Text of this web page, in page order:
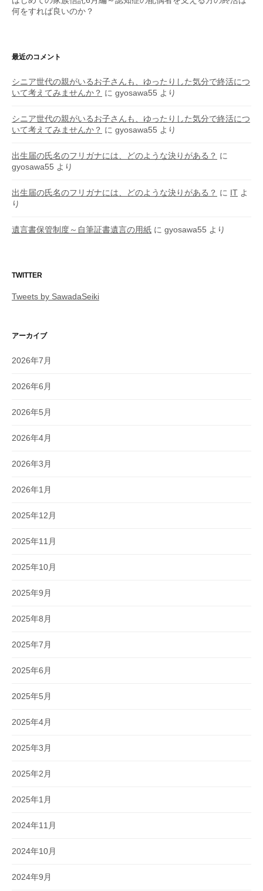
何をすれば良いのか？
最近のコメント
シニア世代の親がいるお子さんも、ゆったりした気分で終活につ
いて考えてみませんか？ に gyosawa55 より
シニア世代の親がいるお子さんも、ゆったりした気分で終活につ
いて考えてみませんか？ に gyosawa55 より
出生届の氏名のフリガナには、どのような決りがある？ に
gyosawa55 より
出生届の氏名のフリガナには、どのような決りがある？ に IT よ
り
遺言書保管制度～自筆証書遺言の用紙 に gyosawa55 より
TWITTER
Tweets by SawadaSeiki
アーカイブ
2026年7月
2026年6月
2026年5月
2026年4月
2026年3月
2026年1月
2025年12月
2025年11月
2025年10月
2025年9月
2025年8月
2025年7月
2025年6月
2025年5月
2025年4月
2025年3月
2025年2月
2025年1月
2024年11月
2024年10月
2024年9月